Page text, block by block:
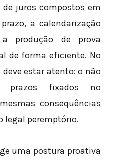
juros compostos em
a calendarização
produção de prova
de forma eficiente. No
estar atento: o não
prazos fixados no
consequências
legal peremptório.
uma postura proativa